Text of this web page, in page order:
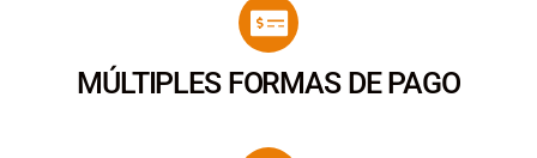
MÚLTIPLES FORMAS DE PAGO